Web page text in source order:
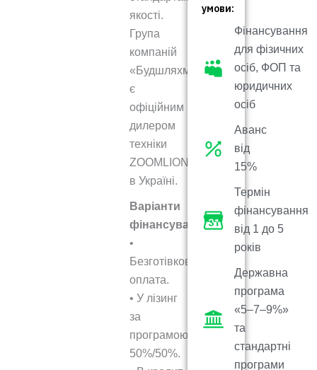
якості.
Група
компаній
«Будшляхмаш»
є
офіційним
дилером
техніки
ZOOMLION
в Україні.
Варіанти
фінансування:
•
Безготівкова
оплата.
• У лізинг
за
програмою
50%/50%.
умови:
Фінансування
для фізичних
осіб, ФОП та
юридичних
осіб
Аванс
від
15%
Термін
фінансування
від 1 до 5
років
Державна
програма
«5–7–9%»
та
стандартні
програми